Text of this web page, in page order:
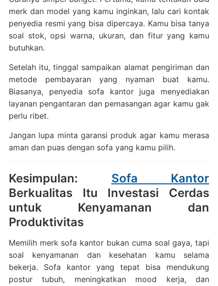
merk dan model yang kamu inginkan, lalu cari kontak
penyedia resmi yang bisa dipercaya. Kamu bisa tanya
soal stok, opsi warna, ukuran, dan fitur yang kamu
butuhkan.
Setelah itu, tinggal sampaikan alamat pengiriman dan
metode pembayaran yang nyaman buat kamu.
Biasanya, penyedia sofa kantor juga menyediakan
layanan pengantaran dan pemasangan agar kamu gak
perlu ribet.
Jangan lupa minta garansi produk agar kamu merasa
aman dan puas dengan sofa yang kamu pilih.
Kesimpulan: Sofa Kantor
Berkualitas Itu Investasi Cerdas
untuk Kenyamanan dan
Produktivitas
Memilih merk sofa kantor bukan cuma soal gaya, tapi
soal kenyamanan dan kesehatan kamu selama
bekerja. Sofa kantor yang tepat bisa mendukung
postur tubuh, meningkatkan mood kerja, dan